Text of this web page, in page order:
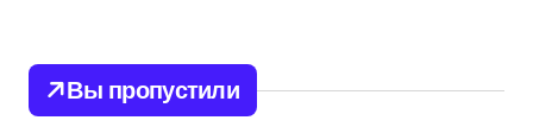
Вы пропустили